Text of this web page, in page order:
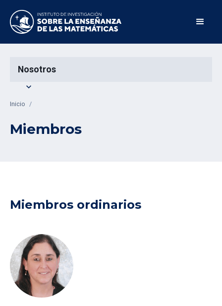
Nosotros
expand_more
Inicio /
Miembros
Miembros ordinarios